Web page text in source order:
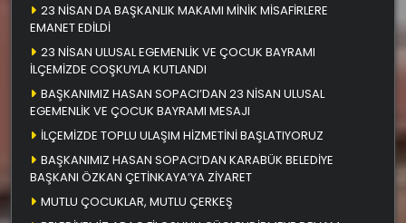
23 NİSAN DA BAŞKANLIK MAKAMI MİNİK MİSAFİRLERE
EMANET EDİLDİ
23 NİSAN ULUSAL EGEMENLİK VE ÇOCUK BAYRAMI
İLÇEMİZDE COŞKUYLA KUTLANDI
BAŞKANIMIZ HASAN SOPACI’DAN 23 NİSAN ULUSAL
EGEMENLİK VE ÇOCUK BAYRAMI MESAJI
İLÇEMİZDE TOPLU ULAŞIM HİZMETİNİ BAŞLATIYORUZ
BAŞKANIMIZ HASAN SOPACI’DAN KARABÜK BELEDİYE
BAŞKANI ÖZKAN ÇETİNKAYA’YA ZİYARET
MUTLU ÇOCUKLAR, MUTLU ÇERKEŞ